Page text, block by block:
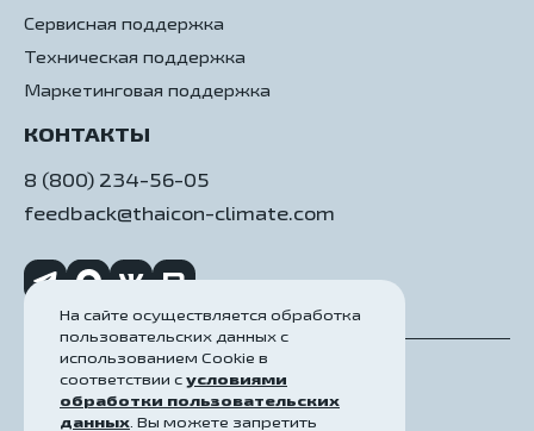
Сервисная поддержка
Техническая поддержка
Маркетинговая поддержка
КОНТАКТЫ
8 (800) 234-56-05
feedback@thaicon-climate.com
Политика конфиденциальности
Пользовательское соглашение
На сайте осуществляется обработка
пользовательских данных с
использованием Cookie в
соответствии с условиями
обработки пользовательских
данных . Вы можете запретить